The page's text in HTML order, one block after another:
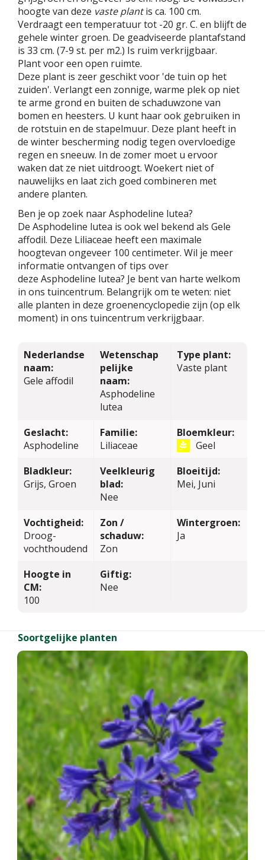
hoogte van deze vaste plantis ca. 100 cm.
Verdraagt een temperatuur tot -20 gr. C. en blijft de
gehele winter groen. De geadviseerde plantafstand
is 33 cm. (7-9 st. per m2.) Is ruim verkrijgbaar.
Plant voor een open ruimte.
Deze plant is zeer geschikt voor 'de tuin op het
zuiden'. Verlangt een zonnige, warme plek op niet
te arme grond en buiten de schaduwzone van
bomen en heesters. U kunt haar ook gebruiken in
de rotstuin en de stapelmuur. Deze plant heeft in
de winter bescherming nodig tegen overvloedige
regen en sneeuw. In de zomer moet u ervoor
waken dat ze niet uitdroogt. Woekert niet of
nauwelijks en laat zich goed combineren met
andere planten.
Ben je op zoek naar Asphodeline lutea?
De Asphodeline lutea is ook wel bekend als Gele
affodil. Deze Liliaceae heeft een maximale
hoogtevan ongeveer 100 centimeter. Wil je meer
informatie ontvangen of tips over
deze Asphodeline lutea? Je bent van harte welkom
in ons tuincentrum. Belangrijk om te weten: niet
alle planten in deze groenencyclopedie zijn (op elk
moment) in ons tuincentrum verkrijgbaar.
Nederlandse
naam:
Gele affodil
Wetenschap
pelijke
naam:
Asphodeline
lutea
Type plant:
Vaste plant
Geslacht:
Asphodeline
Familie:
Liliaceae
Bloemkleur:
Geel
Bladkleur:
Grijs, Groen
Veelkleurig
blad:
Nee
Bloeitijd:
Mei, Juni
Vochtigheid:
Droog-
vochthoudend
Zon /
schaduw:
Zon
Wintergroen:
Ja
Hoogte in
CM:
100
Giftig:
Nee
Soortgelijke planten